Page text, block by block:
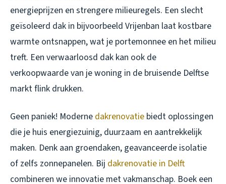
energieprijzen en strengere milieuregels. Een slecht
geïsoleerd dak in bijvoorbeeld Vrijenban laat kostbare
warmte ontsnappen, wat je portemonnee en het milieu
treft. Een verwaarloosd dak kan ook de
verkoopwaarde van je woning in de bruisende Delftse
markt flink drukken.
Geen paniek! Moderne dakrenovatie biedt oplossingen
die je huis energiezuinig, duurzaam en aantrekkelijk
maken. Denk aan groendaken, geavanceerde isolatie
of zelfs zonnepanelen. Bij dakrenovatie in Delft
combineren we innovatie met vakmanschap. Boek een